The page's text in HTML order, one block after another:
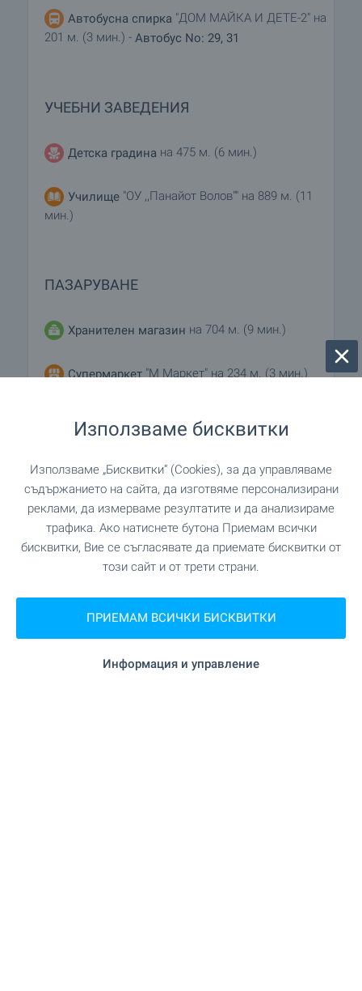
Автобусна спирка "ДОМ МАЙКА И ДЕТЕ-2" на
201 м. (3 мин.) - Автобус No: 29, 31
УЧЕБНИ ЗАВЕДЕНИЯ
Детска градина на 475 м. (6 мин.)
Училище "ОУ ,,Панайот Волов"" на 889 м. (11
мин.)
ПАЗАРУВАНЕ
Хранителен магазин на 704 м. (9 мин.)
Супермаркет "М Маркет" на 234 м. (3 мин.)
"На близо" на 451 м. (6 мин.)
"Пекарна" на 726 м. (9 мин.)
УСЛУГИ
"Банка ДСК" на 964 м. (12 мин.)
Банка "Банка ДСК" на 964 м. (12 мин.)
Поща/Куриер"Поща" на 697 м. (9 мин.)
Използваме бисквитки
Използваме „Бисквитки“ (Cookies), за да управляваме
съдържанието на сайта, да изготвяме персонализирани
реклами, да измерваме резултатите и да анализираме
трафика. Ако натиснете бутона Приемам всички
бисквитки, Вие се съгласявате да приемате бисквитки от
този сайт и от трети страни.
ПРИЕМАМ ВСИЧКИ БИСКВИТКИ
Информация и управление